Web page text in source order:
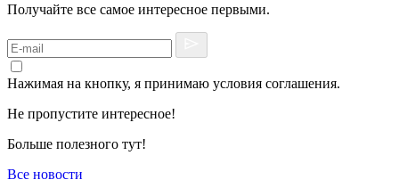
Получайте все самое интересное первыми.
Нажимая на кнопку, я принимаю условия соглашения.
Не пропустите интересное!
Больше полезного тут!
Все новости